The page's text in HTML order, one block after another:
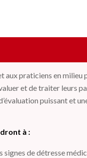
auxpraticiens en milieu
etdetraiter leurs
puissant et
à :
de détresse